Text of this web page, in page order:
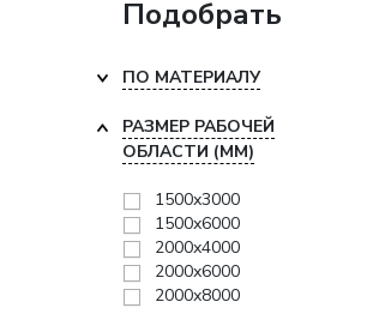
Подобрать
ПО МАТЕРИАЛУ
РАЗМЕР РАБОЧЕЙ
ОБЛАСТИ (ММ)
1500х3000
1500х6000
2000х4000
2000х6000
2000х8000